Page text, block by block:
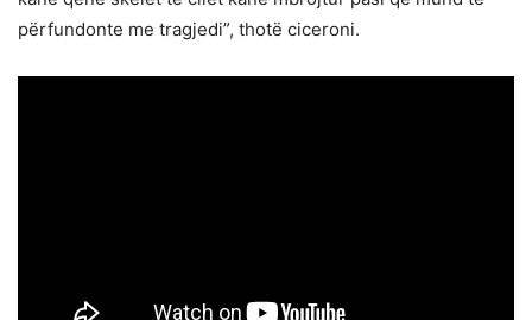
përfundonte me tragjedi”, thotë ciceroni.